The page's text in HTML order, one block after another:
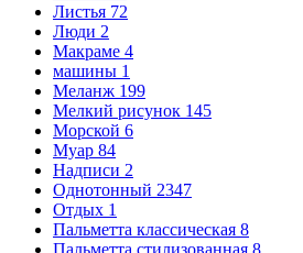
Листья 72
Люди 2
Макраме 4
машины 1
Меланж 199
Мелкий рисунок 145
Морской 6
Муар 84
Надписи 2
Однотонный 2347
Отдых 1
Пальметта классическая 8
Пальметта стилизованная 8